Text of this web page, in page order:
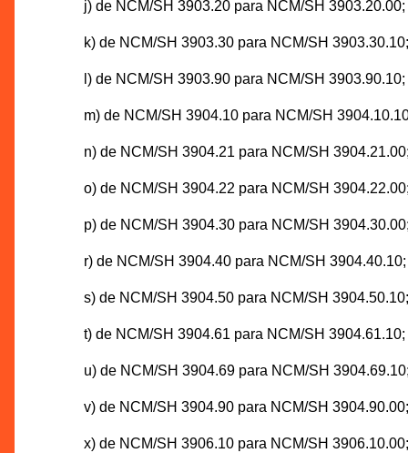
j) de NCM/SH 3903.20 para NCM/SH 3903.20.00;
k) de NCM/SH 3903.30 para NCM/SH 3903.30.10;
l) de NCM/SH 3903.90 para NCM/SH 3903.90.10;
m) de NCM/SH 3904.10 para NCM/SH
n) de NCM/SH 3904.21 para NCM/SH
o) de NCM/SH 3904.22 para NCM/SH
p) de NCM/SH 3904.30 para NCM/SH
r) de NCM/SH 3904.40 para NCM/SH 3904.40.10;
s) de NCM/SH 3904.50 para NCM/SH 3904.50.10;
t) de NCM/SH 3904.61 para NCM/SH 3904.61.10;
u) de NCM/SH 3904.69 para NCM/SH
v) de NCM/SH 3904.90 para NCM/SH 3904.90.00;
x) de NCM/SH 3906.10 para NCM/SH 3906.10.00;